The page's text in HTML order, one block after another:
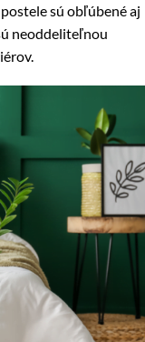
sú obľúbené aj
neoddeliteľnou